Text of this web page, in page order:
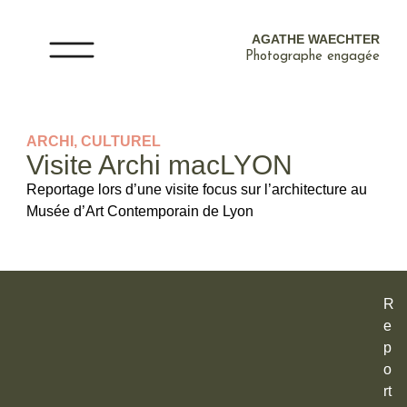
AGATHE WAECHTER
Photographe engagée
ARCHI , CULTUREL
Visite Archi macLYON
Reportage lors d’une visite focus sur l’architecture au
Musée d’Art Contemporain de Lyon
R
e
p
o
rt